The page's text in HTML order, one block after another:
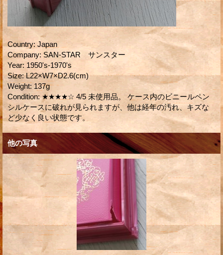
Country: Japan
Company: SAN-STAR サンスター
Year: 1950's-1970's
Size: L22×W7×D2.6(cm)
Weight: 137g
Condition: ★★★★☆ 4/5 未使用品。 ケース内のビニールペン
シルケースに破れが見られますが、他は経年の汚れ、キズな
ど少なく良い状態です。
他の写真